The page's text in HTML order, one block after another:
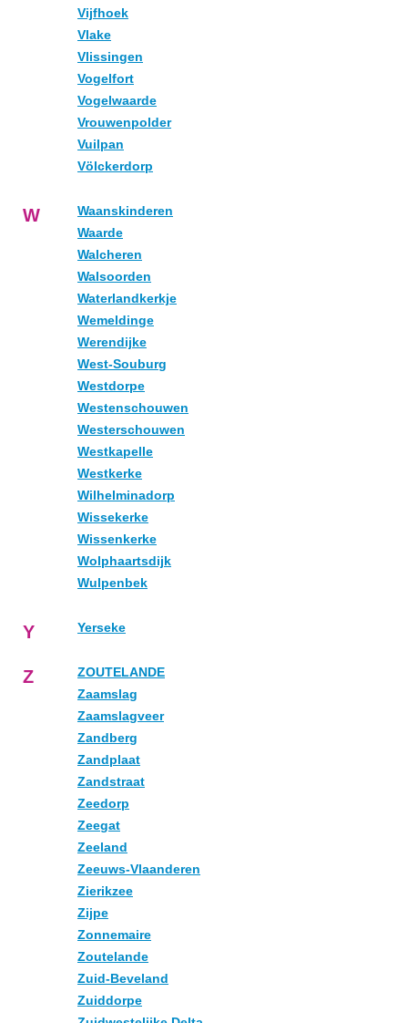
Vijfhoek
Vlake
Vlissingen
Vogelfort
Vogelwaarde
Vrouwenpolder
Vuilpan
Völckerdorp
W
Waanskinderen
Waarde
Walcheren
Walsoorden
Waterlandkerkje
Wemeldinge
Werendijke
West-Souburg
Westdorpe
Westenschouwen
Westerschouwen
Westkapelle
Westkerke
Wilhelminadorp
Wissekerke
Wissenkerke
Wolphaartsdijk
Wulpenbek
Y Yerseke
Z
ZOUTELANDE
Zaamslag
Zaamslagveer
Zandberg
Zandplaat
Zandstraat
Zeedorp
Zeegat
Zeeland
Zeeuws-Vlaanderen
Zierikzee
Zijpe
Zonnemaire
Zoutelande
Zuid-Beveland
Zuiddorpe